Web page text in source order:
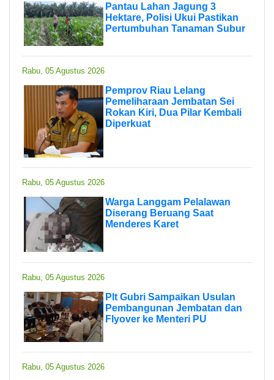
Pantau Lahan Jagung 3
Hektare, Polisi Ukui Pastikan
Pertumbuhan Tanaman Subur
Rabu, 05 Agustus 2026
Pemprov Riau Lelang
Pemeliharaan Jembatan Sei
Rokan Kiri, Dua Pilar Kembali
Diperkuat
Rabu, 05 Agustus 2026
Warga Langgam Pelalawan
Diserang Beruang Saat
Menderes Karet
Rabu, 05 Agustus 2026
Plt Gubri Sampaikan Usulan
Pembangunan Jembatan dan
Flyover ke Menteri PU
Rabu, 05 Agustus 2026